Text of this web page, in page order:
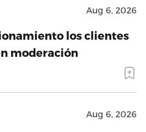
Aug 6, 2026
los clientes
moderación
Aug 6, 2026